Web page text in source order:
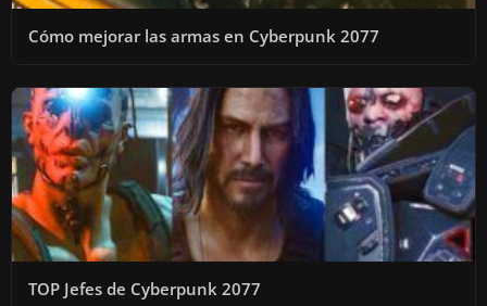
Cómo mejorar las armas en Cyberpunk 2077
TOP Jefes de Cyberpunk 2077